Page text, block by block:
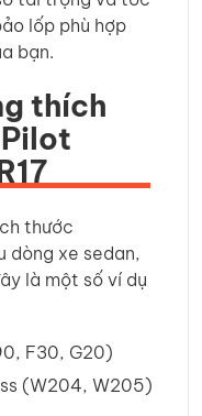
lốp phù hợp
bạn.
thích
thước
dòng xe sedan,
là một số ví dụ
F30, G20)
(W204, W205)